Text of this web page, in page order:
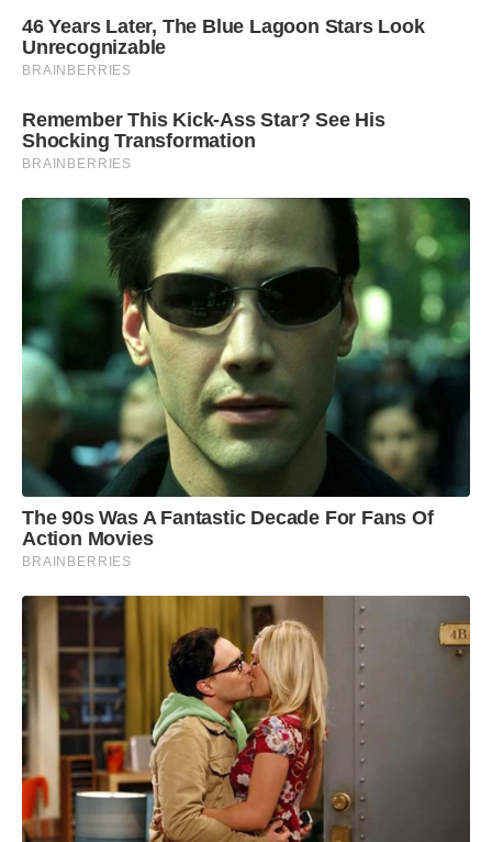
46 Years Later, The Blue Lagoon Stars Look
Unrecognizable
BRAINBERRIES
Remember This Kick-Ass Star? See His
Shocking Transformation
BRAINBERRIES
The 90s Was A Fantastic Decade For Fans Of
Action Movies
BRAINBERRIES